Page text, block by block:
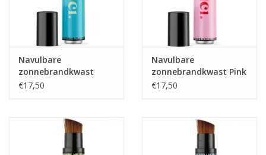
Blogs
Navulbare
zonnebrandkwast
Tropical Teal
€17,50
Navulbare
zonnebrandkwast Pink
Punch
€17,50